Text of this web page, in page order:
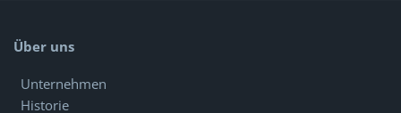
Über uns
Unternehmen
Historie